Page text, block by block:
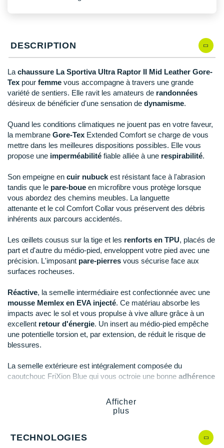
DESCRIPTION
La chaussure La Sportiva Ultra Raptor II Mid Leather Gore-
Tex pour femme vous accompagne à travers une grande
variété de sentiers. Elle ravit les amateurs de randonnées
désireux de bénéficier d'une sensation de dynamisme.
Quand les conditions climatiques ne jouent pas en votre faveur,
la membrane Gore-Tex Extended Comfort se charge de vous
mettre dans les meilleures dispositions possibles. Elle vous
propose une imperméabilité fiable alliée à une respirabilité.
Son empeigne en cuir nubuck est résistant face à l'abrasion
tandis que le pare-boue en microfibre vous protège lorsque
vous abordez des chemins meubles. La languette
attenante et le col Comfort Collar vous préservent des débris
inhérents aux parcours accidentés.
Les œillets cousus sur la tige et les renforts en TPU, placés de
part et d'autre du médio-pied, enveloppent votre pied avec une
précision. L'imposant pare-pierres vous sécurise face aux
surfaces rocheuses.
Réactive, la semelle intermédiaire est confectionnée avec une
mousse Memlex en EVA injecté. Ce matériau absorbe les
impacts avec le sol et vous propulse à vive allure grâce à un
excellent retour d'énergie. Un insert au médio-pied empêche
une potentielle torsion et, par extension, de réduit le risque de
blessures.
La semelle extérieure est intégralement composée du
caoutchouc FriXion Blue qui vous octroie une bonne adhérence
fournies par ce modèle. Ce procédé
est associé à la construction Trail Bite Heel
Afficher
plus
TECHNOLOGIES
NNormal
On-Running
Orca
OVERSTIMS
Patagonia
Polar
Puma
Reebok
Salomon
Saucony
Saxx
Scarpa
Scott
Shokz